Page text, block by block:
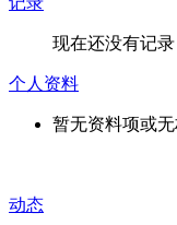
现在还没有记录
个人资料
暂无资料项或
动态